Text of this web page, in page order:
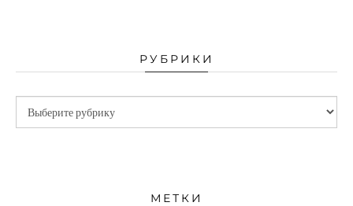
РУБРИКИ
МЕТКИ